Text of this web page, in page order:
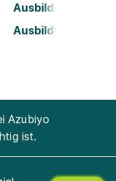
Ausbildung
Ausbildung
Azubiyo
ist.